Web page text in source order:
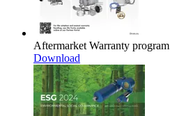
Aftermarket Warranty program
Download